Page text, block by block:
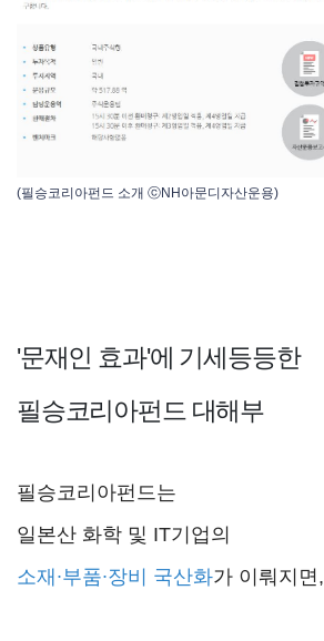
(필승코리아펀드 소개 ⓒNH아문디자산운용)
'문재인 효과'에 기세등등한
필승코리아펀드 대해부
필승코리아펀드는
일본산 화학 및 IT기업의
소재∙부품∙장비 국산화가 이뤄지면,